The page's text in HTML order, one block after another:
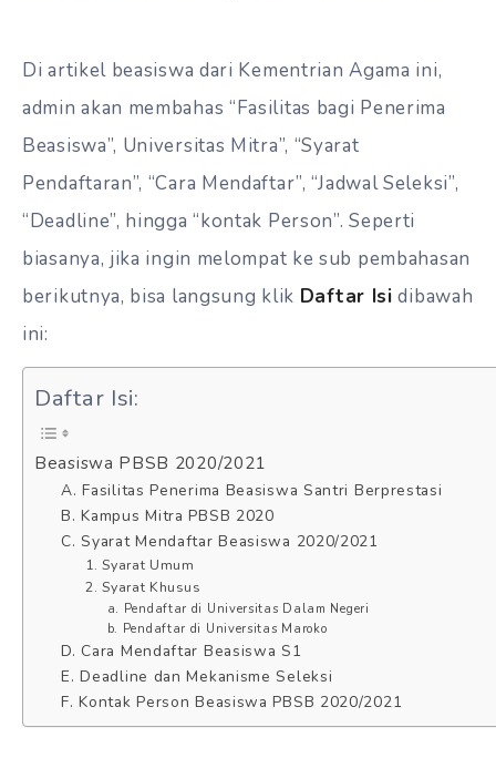
Di artikel beasiswa dari Kementrian Agama ini,
admin akan membahas “Fasilitas bagi Penerima
Beasiswa”, Universitas Mitra”, “Syarat
Pendaftaran”, “Cara Mendaftar”, “Jadwal Seleksi”,
“Deadline”, hingga “kontak Person”. Seperti
biasanya, jika ingin melompat ke sub pembahasan
berikutnya, bisa langsung klik Daftar Isi dibawah
ini:
Daftar Isi:
Beasiswa PBSB 2020/2021
A. Fasilitas Penerima Beasiswa Santri Berprestasi
B. Kampus Mitra PBSB 2020
C. Syarat Mendaftar Beasiswa 2020/2021
1. Syarat Umum
2. Syarat Khusus
a. Pendaftar di Universitas Dalam Negeri
b. Pendaftar di Universitas Maroko
D. Cara Mendaftar Beasiswa S1
E. Deadline dan Mekanisme Seleksi
F. Kontak Person Beasiswa PBSB 2020/2021